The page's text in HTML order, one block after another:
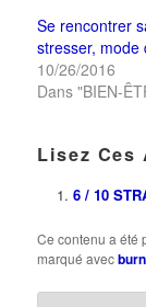
Se rencontrer
stresser, mode
10/26/2016
Dans "BIEN-
Lisez Ces
6 / 10
Ce contenu a été
marqué avec